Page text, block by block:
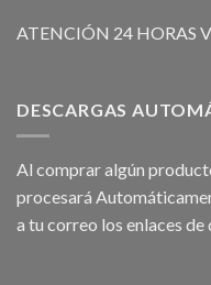
ATENCIÓN 24 HORAS
DESCARGAS
Al comprar algún
procesará
a tu correo los enlaces de